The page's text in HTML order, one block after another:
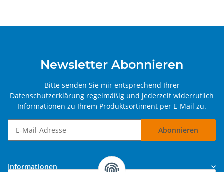
Newsletter Abonnieren
Bitte senden Sie mir entsprechend Ihrer
Datenschutzerklärung regelmäßig und jederzeit widerruflich
Informationen zu Ihrem Produktsortiment per E-Mail zu.
Abonnieren
Informationen